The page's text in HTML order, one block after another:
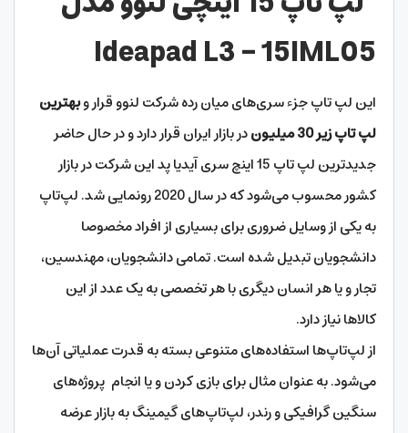
Ideapad L3 – 15IML05
این لپ تاپ جزء سری‌های میان رده شرکت لنوو قرار وبهترین
لپ تاپ زیر 30 میلیون
در بازار ایران قرار دارد و در حال حاضر
جدیدترین لپ تاپ 15 اینچ سری آیدیا پد این شرکت در بازار
کشور محسوب می‌شود که در سال 2020 رونمایی شد. لپ‌تاپ
به یکی از وسایل ضروری برای بسیاری از افراد مخصوصا
دانشجویان تبدیل شده است. تمامی دانشجویان، مهندسین،
تجار و یا هر انسان دیگری با هر تخصصی به یک عدد از این
کالاها نیاز دارد.
از لپ‌تاپ‌ها استفاده‌های متنوعی بسته به قدرت عملیاتی آن‌ها
می‌شود. به عنوان مثال برای بازی کردن و یا انجام پروژه‌های
سنگین گرافیکی و رندر، لپ‌تاپ‌های گیمینگ به بازار عرضه